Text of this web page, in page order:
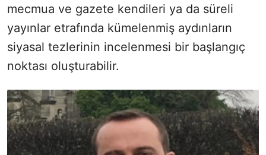
mecmua ve gazete kendileri ya da süreli
yayınlar etrafında kümelenmiş aydınların
siyasal tezlerinin incelenmesi bir başlangıç
noktası oluşturabilir.